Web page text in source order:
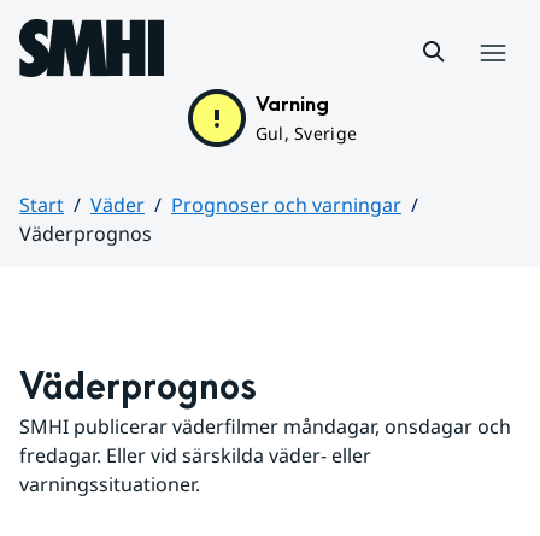
Hoppa till sidans innehåll
Varning
Gul, Sverige
Start Väder
Prognoser och varningar
Väderprognos
Väderprognos
SMHI publicerar väderfilmer måndagar, onsdagar och
fredagar. Eller vid särskilda väder- eller
varningssituationer.